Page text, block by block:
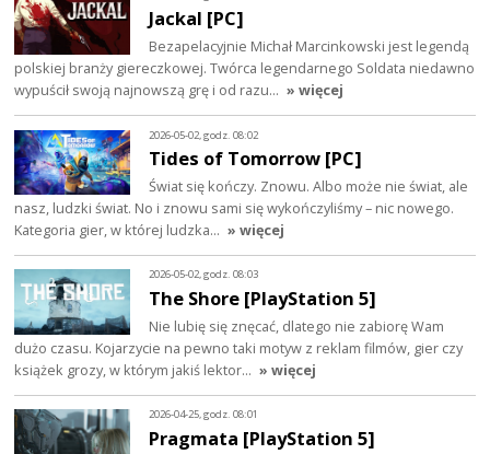
Jackal [PC]
Bezapelacyjnie Michał Marcinkowski jest legendą
polskiej branży giereczkowej. Twórca legendarnego Soldata niedawno
wypuścił swoją najnowszą grę i od razu… » więcej
2026-05-02, godz. 08:02
Tides of Tomorrow [PC]
Świat się kończy. Znowu. Albo może nie świat, ale
nasz, ludzki świat. No i znowu sami się wykończyliśmy – nic nowego.
Kategoria gier, w której ludzka… » więcej
2026-05-02, godz. 08:03
The Shore [PlayStation 5]
Nie lubię się znęcać, dlatego nie zabiorę Wam
dużo czasu. Kojarzycie na pewno taki motyw z reklam filmów, gier czy
książek grozy, w którym jakiś lektor… » więcej
2026-04-25, godz. 08:01
Pragmata [PlayStation 5]